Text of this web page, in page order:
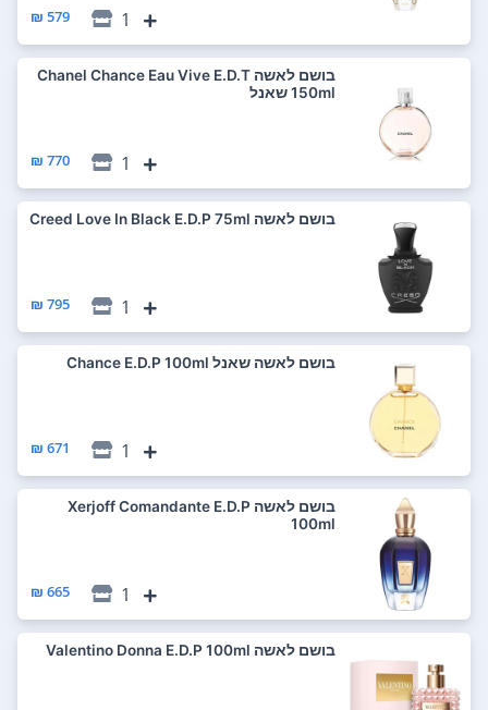
1
579 ₪
בושם לאשה Chanel Chance Eau Vive E.D.T
150ml שאנל
1
770 ₪
בושם לאשה Creed Love In Black E.D.P 75ml
1
795 ₪
בושם לאשה שאנל Chance E.D.P 100ml
1
671 ₪
בושם לאשה Xerjoff Comandante E.D.P
100ml
1
665 ₪
בושם לאשה Valentino Donna E.D.P 100ml